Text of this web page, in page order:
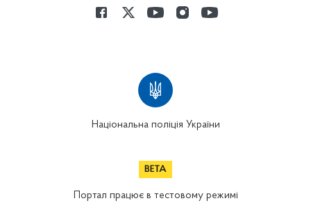
Національна поліція України
Портал працює в тестовому режимі